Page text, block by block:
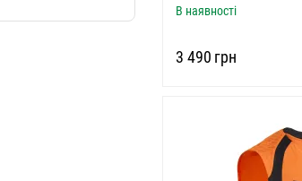
В наявності
‍3 490‍ грн